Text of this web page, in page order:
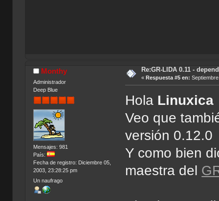
Monthy
Administrador
Deep Blue
Mensajes: 981
País:
Fecha de registro: Diciembre 05,
2003, 23:28:25 pm
Un naufrago
Re:GR-LIDA 0.11 -
« Respuesta #5 en:
Hola Linuxica
Veo que
versión 0.12.0
Y como bien
maestra del